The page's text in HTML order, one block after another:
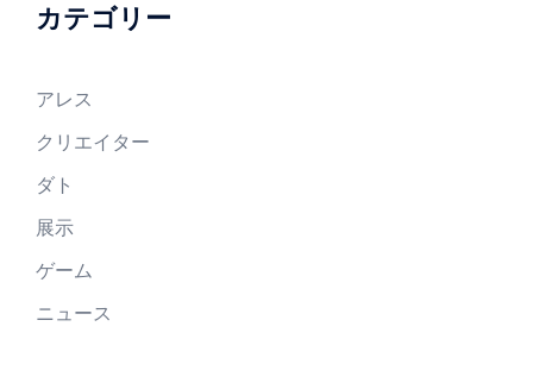
カテゴリー
アレス
クリエイター
ダト
展示
ゲーム
ニュース